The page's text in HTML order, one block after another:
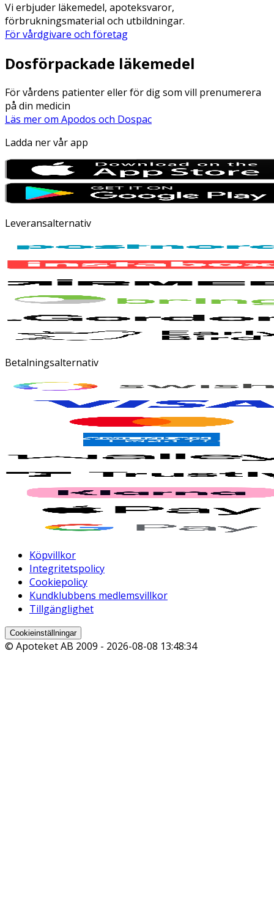
Vi erbjuder läkemedel, apoteksvaror,
förbrukningsmaterial och utbildningar.
För vårdgivare och företag
Dosförpackade läkemedel
För vårdens patienter eller för dig som vill prenumerera
på din medicin
Läs mer om Apodos och Dospac
Ladda ner vår app
Leveransalternativ
Betalningsalternativ
Köpvillkor
Integritetspolicy
Cookiepolicy
Kundklubbens medlemsvillkor
Tillgänglighet
Cookieinställningar
© Apoteket AB 2009 - 2026-08-08 13:48:34